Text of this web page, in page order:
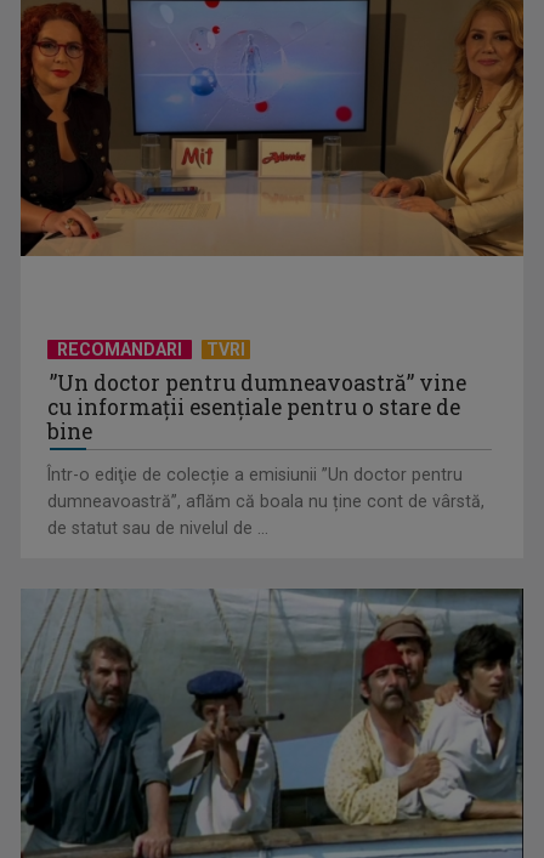
Echipele gazdă părăsesc Cupa Mondială în faza optimilor, în
timp ce Spania ...
CM de fotbal: Anglia și Norvegia, în sferturile de finală
RECOMANDARI TVRI
”Un doctor pentru dumneavoastră” vine
cu informații esențiale pentru o stare de
bine
Într-o ediţie de colecție a emisiunii ”Un doctor pentru
dumneavoastră”, aflăm că boala nu ține cont de vârstă,
de statut sau de nivelul de ...